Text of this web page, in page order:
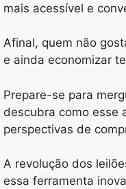
mais acessível e
Afinal, quem não
e ainda economizar
Prepare-se para
descubra como esse
perspectivas de
A revolução dos
essa ferramenta